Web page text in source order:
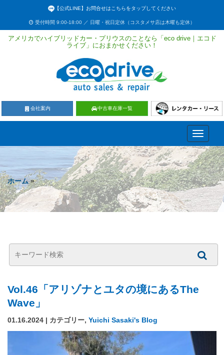
【公式LINE】お問合せはこちらをタップしてください
受付時間 9:00-18:00 ／ 日曜・祝日定休（コスタメサ店は木曜も定休）
アメリカでハイブリッドカー・プリウスのことなら「eco drive｜エコド
ライブ」におまかせください！
会社案内 中古車在庫一覧
Toggle
ホーム»
Vol.46「アリゾナとユタの境にあるThe
Wave」
01.16.2024 | カテゴリー, Yuichi Sasaki's Blog